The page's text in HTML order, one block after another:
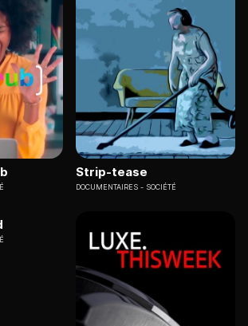
Strip-tease
DOCUMENTAIRES SOCIÉTÉ